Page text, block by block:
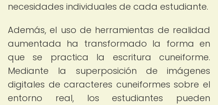
necesidades individuales de cada estudiante.
Además, el uso de herramientas de realidad
aumentada ha transformado la forma en
que se practica la escritura cuneiforme.
Mediante la superposición de imágenes
digitales de caracteres cuneiformes sobre el
entorno real, los estudiantes pueden